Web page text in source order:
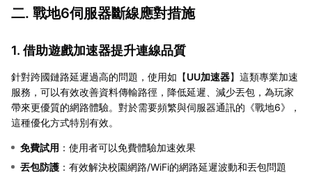
二. 戰地6伺服器斷線應對措施
1. 借助遊戲加速器提升連線品質
針對跨國鏈路延遲過高的問題，使用如【UU加速器】這類專業加速
服務，可以有效改善資料傳輸路徑，降低延遲、減少丟包，為玩家
帶來更優質的網路體驗。對於需要頻繁與伺服器通訊的《戰地6》，
這種優化方式特別有效。
免費試用 ：使用者可以免費體驗加速效果
丟包防護 ：有效解決校園網路/WiFi的網路延遲波動和丟包問題